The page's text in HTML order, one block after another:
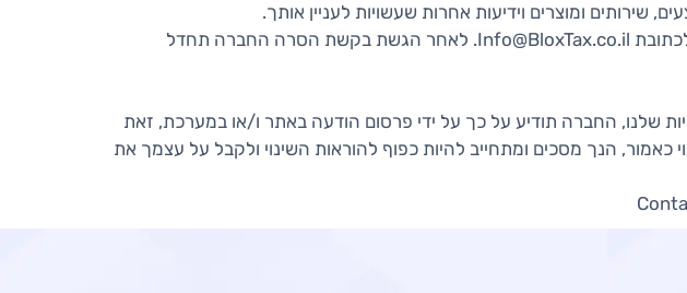
ומוצרים וידיעות אחרות שעשויות לעניין אותך.
בכל עת תוכל לצאת מרשימת התפוצה והדיוור הישיר על ידי משלוח דוא"ל לכתובת Info@BloxTax.co.il. לאחר הגשת בקשת הסרה החברה תחדל
שלנו, החברה תודיע על כך על ידי פרסום הודעה באתר ו/או במערכת, זאת
הנך מסכים ומתחייב להיות כפוף להוראות השינוי ולקבל על עצמך את